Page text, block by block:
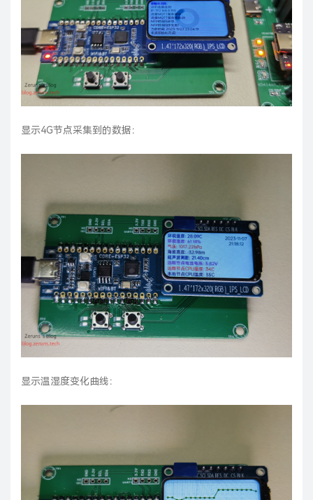
显示4G节点采集到的数据：
显示温湿度变化曲线：